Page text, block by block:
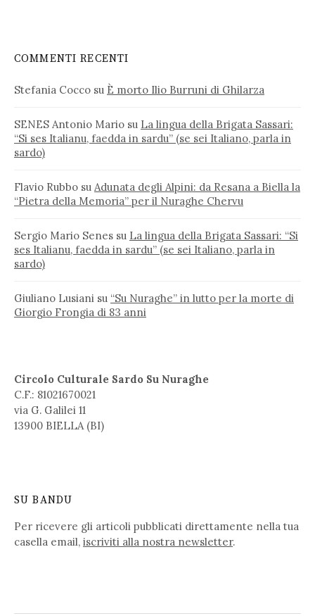
COMMENTI RECENTI
Stefania Cocco su È morto Ilio Burruni di Ghilarza
SENES Antonio Mario su La lingua della Brigata Sassari:
“Si ses Italianu, faedda in sardu” (se sei Italiano, parla in
sardo)
Flavio Rubbo su Adunata degli Alpini: da Resana a Biella la
“Pietra della Memoria” per il Nuraghe Chervu
Sergio Mario Senes su La lingua della Brigata Sassari: “Si
ses Italianu, faedda in sardu” (se sei Italiano, parla in
sardo)
Giuliano Lusiani su “Su Nuraghe” in lutto per la morte di
Giorgio Frongia di 83 anni
Circolo Culturale Sardo Su Nuraghe
C.F.: 81021670021
via G. Galilei 11
13900 BIELLA (BI)
SU BANDU
Per ricevere gli articoli pubblicati direttamente nella tua
casella email, iscriviti alla nostra newsletter.